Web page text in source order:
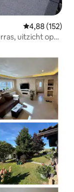
Gemiddelde
4,88 (152)
uitzicht op